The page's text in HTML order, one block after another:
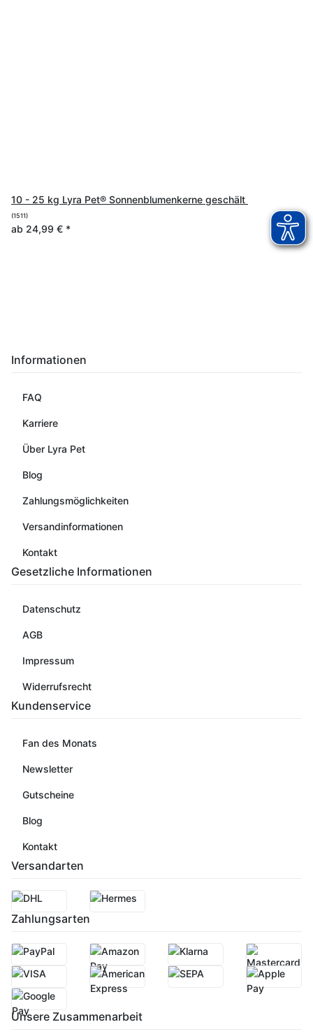
10 - 25 kg Lyra Pet® Sonnenblumenkerne geschält
(1511)
ab 24,99 € *
Informationen
FAQ
Karriere
Über Lyra Pet
Blog
Zahlungsmöglichkeiten
Versandinformationen
Kontakt
Gesetzliche Informationen
Datenschutz
AGB
Impressum
Widerrufsrecht
Kundenservice
Fan des Monats
Newsletter
Gutscheine
Blog
Kontakt
Versandarten
Zahlungsarten
Unsere Zusammenarbeit